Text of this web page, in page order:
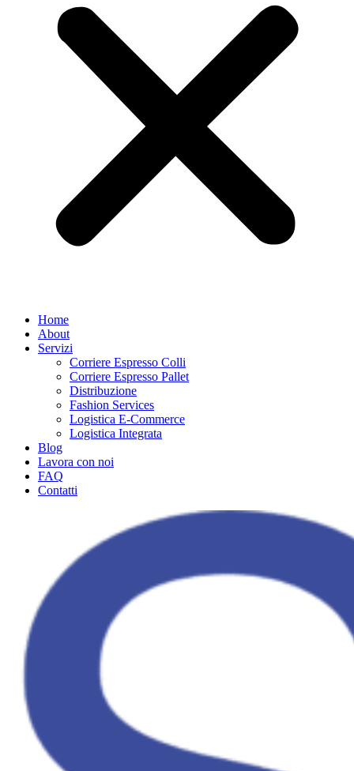
Home
About
Servizi
Corriere Espresso Colli
Corriere Espresso Pallet
Distribuzione
Fashion Services
Logistica E-Commerce
Logistica Integrata
Blog
Lavora con noi
FAQ
Contatti